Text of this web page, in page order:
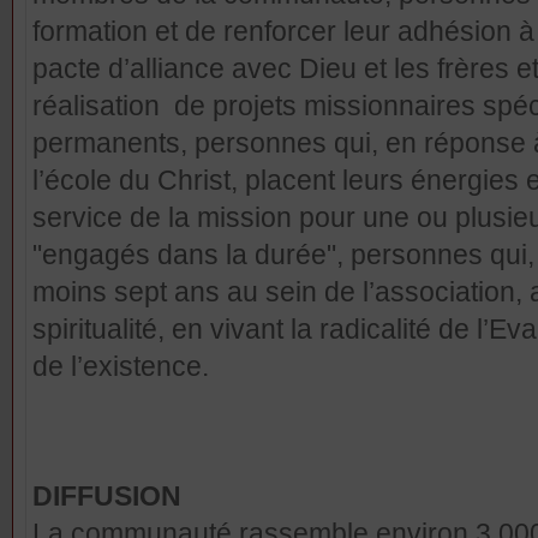
formation et de renforcer leur adhésion
pacte d’alliance avec Dieu et les frères
réalisation de projets missionnaires
permanents, personnes qui, en réponse
l’école du Christ, placent leurs énergies
service de la mission pour une ou
"engagés dans la durée", personnes
moins sept ans au sein de
spiritualité, en vivant la radicalité de
de l’existence.
DIFFUSION